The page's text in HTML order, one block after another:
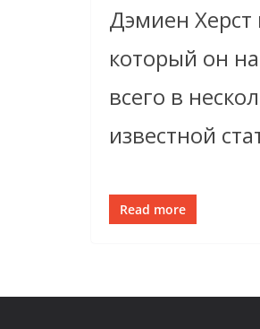
Дэмиен Херст
который он
всего в
известной
Read more